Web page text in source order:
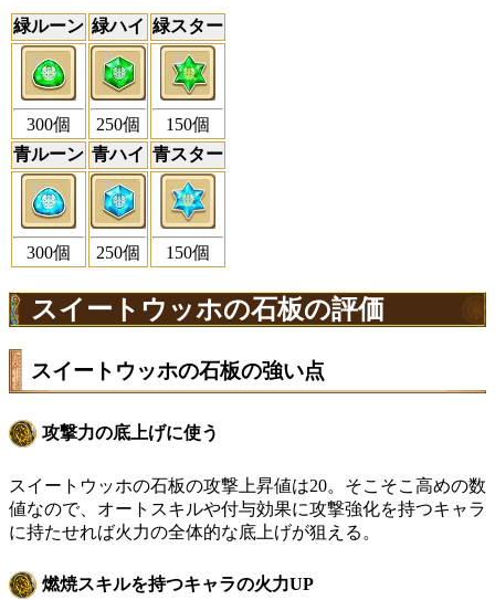
緑ルーン 緑ハイ 緑スター
300個 250個 150個
青ルーン 青ハイ 青スター
300個 250個 150個
スイートウッホの石板の評価
スイートウッホの石板の強い点
攻撃力の底上げに使う
スイートウッホの石板の攻撃上昇値は20。そこそこ高めの数
値なので、オートスキルや付与効果に攻撃強化を持つキャラ
に持たせれば火力の全体的な底上げが狙える。
燃焼スキルを持つキャラの火力UP